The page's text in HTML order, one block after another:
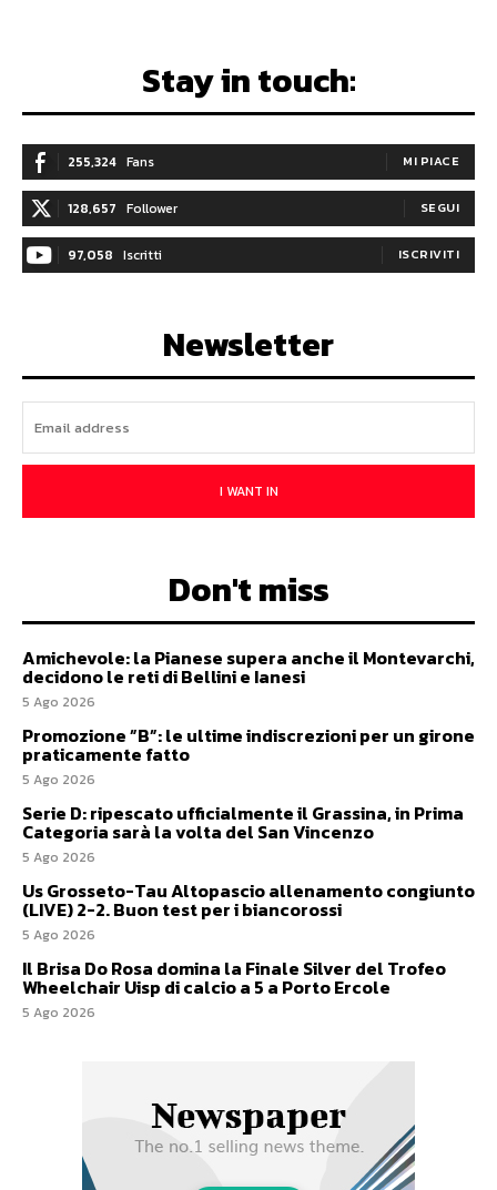
Stay in touch:
255,324 Fans MI PIACE
128,657 Follower SEGUI
97,058 Iscritti ISCRIVITI
Newsletter
I WANT IN
Don't miss
Amichevole: la Pianese supera anche il Montevarchi,
decidono le reti di Bellini e Ianesi
5 Ago 2026
Promozione ”B”: le ultime indiscrezioni per un girone
praticamente fatto
5 Ago 2026
Serie D: ripescato ufficialmente il Grassina, in Prima
Categoria sarà la volta del San Vincenzo
5 Ago 2026
Us Grosseto-Tau Altopascio allenamento congiunto
(LIVE) 2-2. Buon test per i biancorossi
5 Ago 2026
Il Brisa Do Rosa domina la Finale Silver del Trofeo
Wheelchair Uisp di calcio a 5 a Porto Ercole
5 Ago 2026